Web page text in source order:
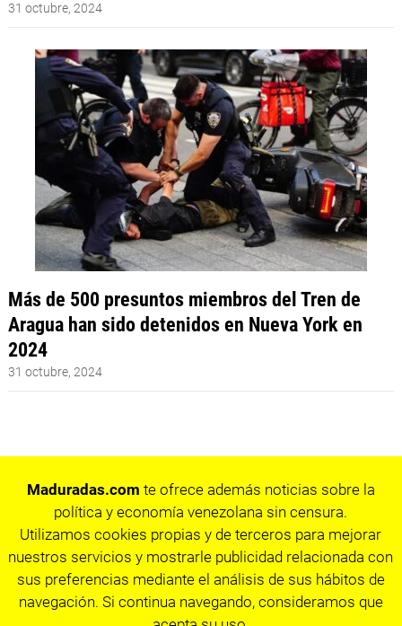
31 octubre, 2024
Más de 500 presuntos miembros del Tren de
Aragua han sido detenidos en Nueva York en
2024
31 octubre, 2024
Maduradas.com te ofrece además noticias sobre la
política y economía venezolana sin censura.
Utilizamos cookies propias y de terceros para mejorar
nuestros servicios y mostrarle publicidad relacionada con
sus preferencias mediante el análisis de sus hábitos de
navegación. Si continua navegando, consideramos que